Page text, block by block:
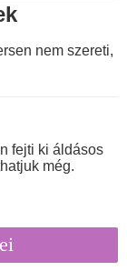
nem szereti,
fejti ki áldásos
még.